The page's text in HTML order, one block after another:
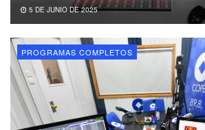
5 DE JUNIO DE 2025
PROGRAMAS COMPLETOS